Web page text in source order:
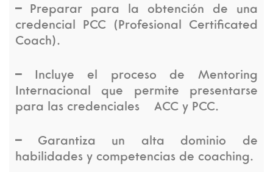
–Preparar para la obtención de una
credencial PCC (Profesional Certificated
Coach).
–Incluye el proceso de Mentoring
Internacional que permite presentarse
para las credenciales ACC y PCC.
–Garantiza un alta dominio de
habilidades y competencias de coaching.